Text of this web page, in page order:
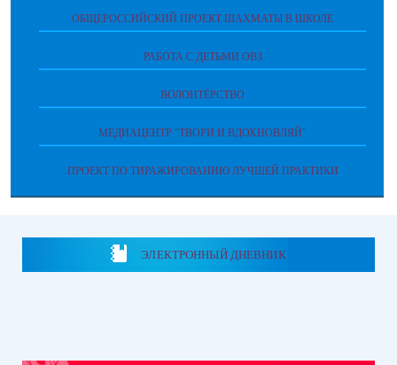
ОБЩЕРОССИЙСКИЙ ПРОЕКТ ШАХМАТЫ В ШКОЛЕ
РАБОТА С ДЕТЬМИ ОВЗ
ВОЛОНТЁРСТВО
МЕДИАЦЕНТР "ТВОРИ И ВДОХНОВЛЯЙ"
ПРОЕКТ ПО ТИРАЖИРОВАНИЮ ЛУЧШЕЙ ПРАКТИКИ
ЭЛЕКТРОННЫЙ ДНЕВНИК